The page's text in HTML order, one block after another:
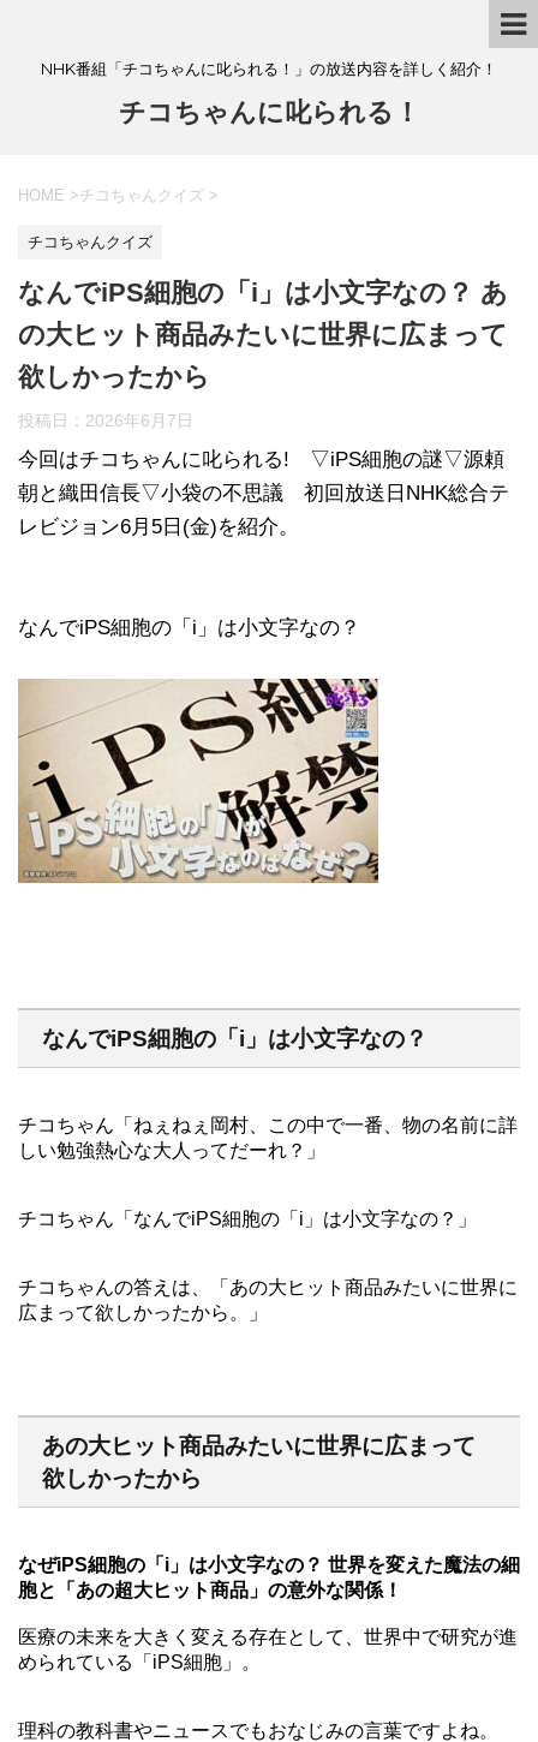
NHK番組「チコちゃんに叱られる！」の放送内容を詳しく紹介！
チコちゃんに叱られる！
HOME >チコちゃんクイズ >
チコちゃんクイズ
なんでiPS細胞の「i」は小文字なの？ あ
の大ヒット商品みたいに世界に広まって
欲しかったから
投稿日： 2026年6月7日
今回はチコちゃんに叱られる! ▽iPS細胞の謎▽源頼
朝と織田信長▽小袋の不思議 初回放送日NHK総合テ
レビジョン6月5日(金)を紹介。
なんでiPS細胞の「i」は小文字なの？
なんでiPS細胞の「i」は小文字なの？
チコちゃん「ねぇねぇ岡村、この中で一番、物の名前に詳
しい勉強熱心な大人ってだーれ？」
チコちゃん「なんでiPS細胞の「i」は小文字なの？」
チコちゃんの答えは、「あの大ヒット商品みたいに世界に
広まって欲しかったから。」
あの大ヒット商品みたいに世界に広まって
欲しかったから
なぜiPS細胞の「i」は小文字なの？ 世界を変えた魔法の細
胞と「あの超大ヒット商品」の意外な関係！
医療の未来を大きく変える存在として、世界中で研究が進
められている「iPS細胞」。
理科の教科書やニュースでもおなじみの言葉ですよね。